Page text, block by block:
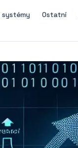
systémy Ostatní